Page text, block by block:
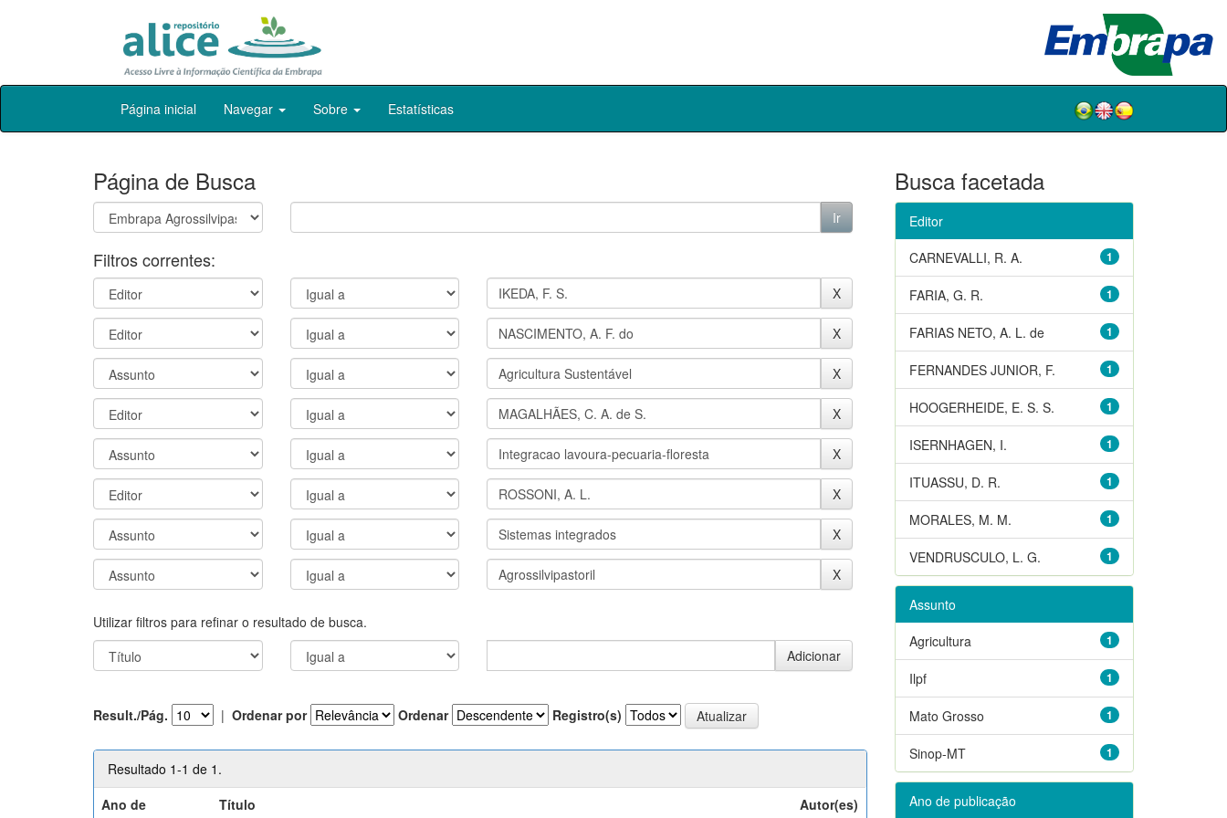
Skip
Página inicial Navegar Sobre Estatísticas
Página de Busca
Filtros correntes:
Utilizar filtros para refinar o resultado de busca.
Result./Pág. | Ordenar por Ordenar Registro(s)
Resultado 1-1 de 1.
Ano de
Título Autor(es)
Busca facetada
Editor
1
CARNEVALLI, R. A.
1
FARIA, G. R.
1
FARIAS NETO, A. L. de
1
FERNANDES JUNIOR, F.
1
HOOGERHEIDE, E. S. S.
1
ISERNHAGEN, I.
1
ITUASSU, D. R.
1
MORALES, M. M.
1
VENDRUSCULO, L. G.
Assunto
1
Agricultura
1
Ilpf
1
Mato Grosso
1
Sinop-MT
Ano de publicação